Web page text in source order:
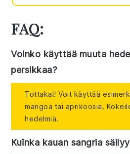
FAQ:
Voinko käyttää muuta
persikkaa?
Tottakai! Voit käyttää
mangoa tai aprikoosia.
hedelmiä.
Kuinka kauan sangria